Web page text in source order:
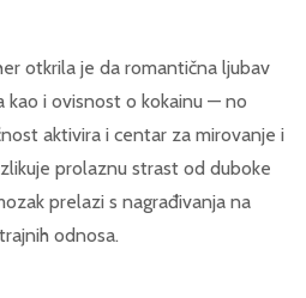
otkrila je da romantična ljubav
i ovisnost o kokainu — no
aktivira i centar za mirovanje i
prolaznu strast od duboke
prelazi s nagrađivanja na
odnosa.